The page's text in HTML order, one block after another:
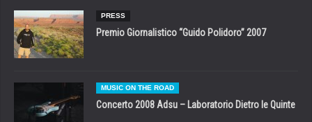
PRESS
Premio Giornalistico “Guido Polidoro” 2007
MUSIC ON THE ROAD
Concerto 2008 Adsu – Laboratorio Dietro le Quinte